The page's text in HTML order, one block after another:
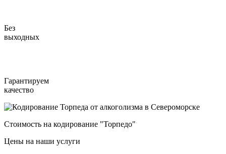
Без
выходных
Гарантируем
качество
Стоимость на кодирование "Торпедо"
Цены на наши услуги